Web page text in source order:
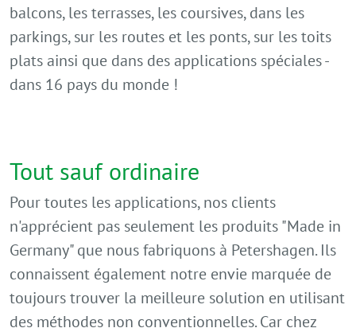
balcons, les terrasses, les coursives, dans les
parkings, sur les routes et les ponts, sur les toits
plats ainsi que dans des applications spéciales -
dans 16 pays du monde !
Tout sauf ordinaire
Pour toutes les applications, nos clients
n'apprécient pas seulement les produits "Made in
Germany" que nous fabriquons à Petershagen. Ils
connaissent également notre envie marquée de
toujours trouver la meilleure solution en utilisant
des méthodes non conventionnelles. Car chez